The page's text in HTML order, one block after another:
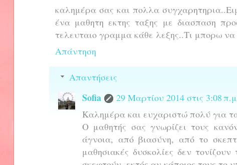
καλημέρα σας και πολλα
ένα μαθητη εκτης ταξης με διασπαση
τελευταιο γραμμα κάθε λεξης..Τι μπορω
Απάντηση
Απαντήσεις
Sofia
29 Μαρτίου 2014 στις 3:08
Καλημέρα και ευχαριστώ πολύ για
Ο μαθητής σας γνωρίζει τους
άγνοια, από βιασύνη, από το
μαθησιακές δυσκολίες δεν